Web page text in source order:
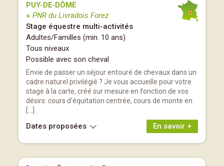
PUY-DE-DÔME
※ PNR du Livradois Forez
Stage équestre multi-activités
Adultes/Familles (min. 10 ans)
Tous niveaux
Possible avec son cheval
Envie de passer un séjour entouré de chevaux dans un
cadre naturel privilégié ? Je vous accueille pour votre
stage à la carte, créé sur mesure en fonction de vos
désirs: cours d'équitation centrée, cours de monte en
En savoir +
Dates proposées